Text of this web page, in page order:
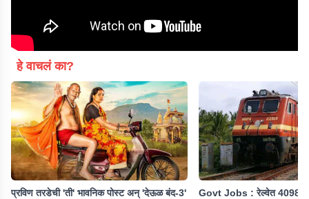
हे वाचलं का?
प्रविण तरडेची 'ती' भावनिक पोस्ट अन् 'देऊळ बंद-3'
Govt Jobs : रेल्वेत 4098